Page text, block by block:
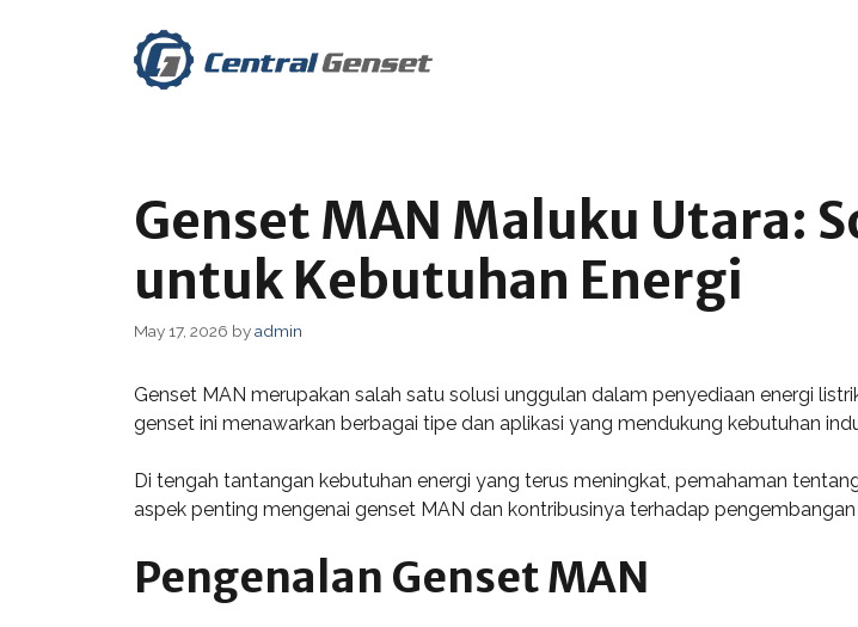
Genset MAN Maluku Utara:
untuk Kebutuhan Energi
May 17, 2026 byadmin
Genset MAN merupakan salah satu solusi unggulan dalam penyediaan energi
genset ini menawarkan berbagai tipe dan aplikasi yang mendukung kebutuhan
Di tengah tantangan kebutuhan energi yang terus meningkat, pemahaman
aspek penting mengenai genset MAN dan kontribusinya terhadap
Pengenalan Genset MAN